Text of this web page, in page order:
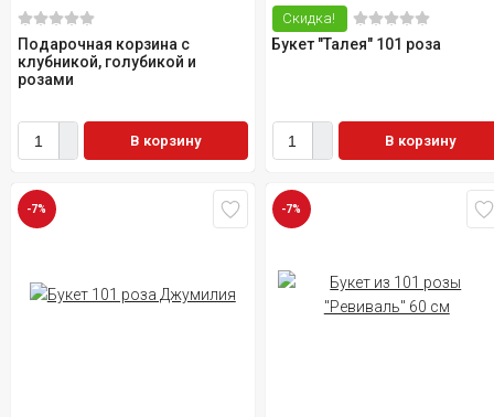
Подарочная корзина с
клубникой, голубикой и
розами
В корзину
Скидка!
Букет "Талея" 101 роза
В корзину
-7% -7%